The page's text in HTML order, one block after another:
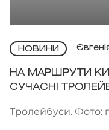
НОВИНИ
НА МАРШРУТИ
СУЧАСНІ
Тролейбуси.